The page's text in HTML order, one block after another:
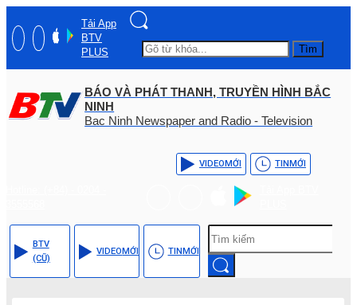
Tải App
BTV
PLUS
Tìm
BÁO VÀ PHÁT THANH, TRUYỀN HÌNH BẮC
NINH
Bac Ninh Newspaper and Radio - Television
VIDEOMỚI TINMỚI
BTV
(CŨ)
VIDEOMỚI TINMỚI